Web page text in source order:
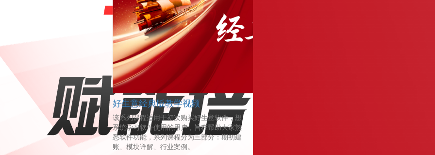
好生意经典版教学视频
该系列课程适用于初次购买好生意软件，想
系统学习软件使用的用户，旨在帮助大家熟
悉软件功能，系列课程分为三部分：期初建
账、模块详解、行业案例。